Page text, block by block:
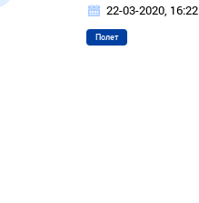
22-03-2020, 16:22
Полет